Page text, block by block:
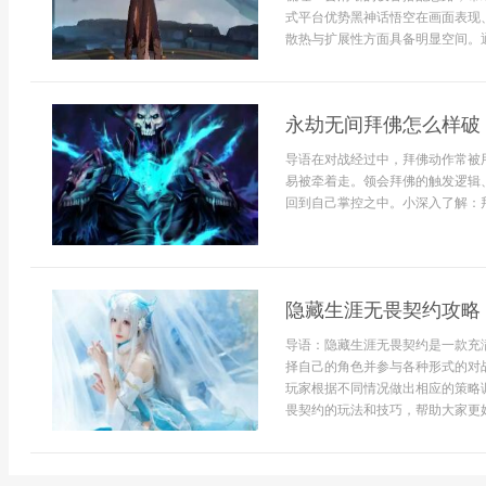
式平台优势黑神话悟空在画面表
散热与扩展性方面具备明显空间
永劫无间拜佛怎么样破
导语在对战经过中，拜佛动作常
易被牵着走。领会拜佛的触发逻
回到自己掌控之中。小深入了解：
隐藏生涯无畏契约攻
导语：隐藏生涯无畏契约是一款
择自己的角色并参与各种形式的
玩家根据不同情况做出相应的策
畏契约的玩法和技巧，帮助大家